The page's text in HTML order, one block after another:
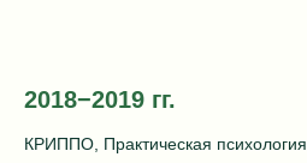
2018−2019 гг.
КРИППО, Практическая психология